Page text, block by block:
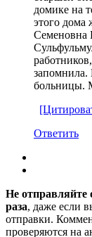
домике на
этого дома
Семеновна
запомнила.
больницы.
Ответить
Не отправляйте
раза, даже если
отправки.
проверяются на